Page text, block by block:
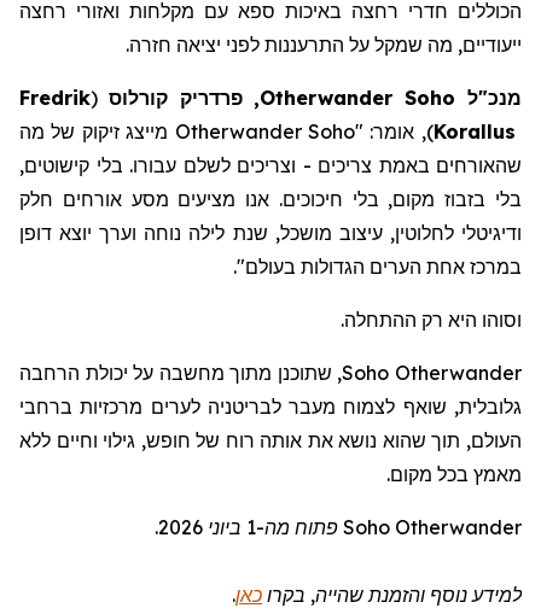
הכוללים חדרי רחצה באיכות ספא עם מקלחות ואזורי רחצה
ייעודיים, מה שמקל על התרעננות לפני יציאה חזרה.
מנכ"ל Otherwander Soho , פרדריקקורלוס (
Fredrik
Korallus
), אומר: "Otherwander Soho מייצג זיקוק של מה
שהאורחים באמת צריכים - וצריכים לשלם עבורו. בלי קישוטים,
בלי בזבוז מקום, בלי חיכוכים. אנו מציעים מסע אורחים חלק
ודיגיטלי לחלוטין, עיצוב מושכל, שנת לילה נוחה וערך יוצא דופן
במרכז אחת הערים הגדולות בעולם".
וסוהו היא רק ההתחלה.
Otherwander
Soho, שתוכנן מתוך מחשבה על יכולת הרחבה
גלובלית, שואף לצמוח מעבר לבריטניה לערים מרכזיות ברחבי
העולם, תוך שהוא נושא את אותה רוח של חופש, גילוי וחיים ללא
מאמץ בכל מקום.
Otherwander
Soho פתוח מה-1 ביוני 2026.
למידע נוסף והזמנת שהייה, בקרו כאן.